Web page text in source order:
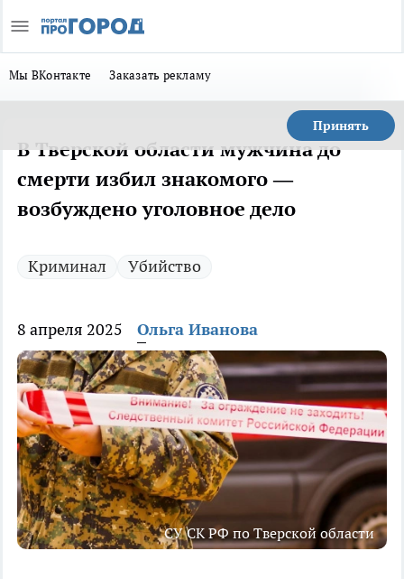
Мы ВКонтакте Заказать рекламу
Принять
В Тверской области мужчина до
смерти избил знакомого —
возбуждено уголовное дело
Криминал Убийство
8 апреля 2025 Ольга Иванова
СУ СК РФ по Тверской области